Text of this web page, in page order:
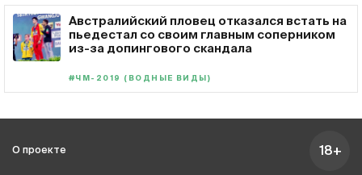
Австралийский пловец отказался встать на
пьедестал со своим главным соперником
из-за допингового скандала
#ЧМ-2019 (ВОДНЫЕ ВИДЫ)
О проекте 18+